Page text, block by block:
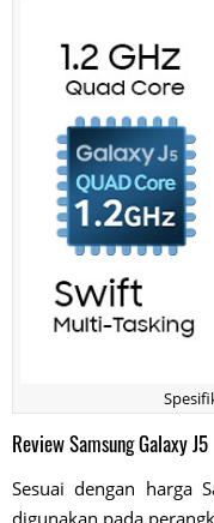
Review Samsung Galaxy J5
Sesuai dengan harga
digunakan pada